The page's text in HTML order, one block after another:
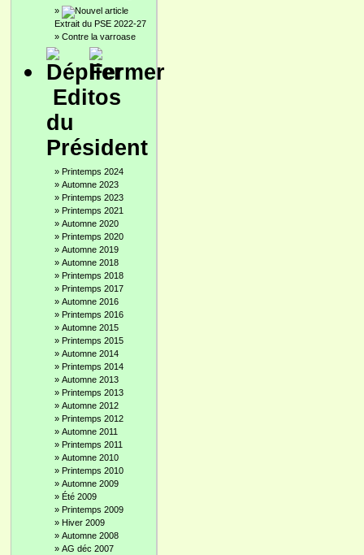
»
Extrait du PSE 2022-27
» Contre la varroase
Editos
du
Président
» Printemps 2024
» Automne 2023
» Printemps 2023
» Printemps 2021
» Automne 2020
» Printemps 2020
» Automne 2019
» Automne 2018
» Printemps 2018
» Printemps 2017
» Automne 2016
» Printemps 2016
» Automne 2015
» Printemps 2015
» Automne 2014
» Printemps 2014
» Automne 2013
» Printemps 2013
» Automne 2012
» Printemps 2012
» Automne 2011
» Printemps 2011
» Automne 2010
» Printemps 2010
» Automne 2009
» Été 2009
» Printemps 2009
» Hiver 2009
» Automne 2008
» AG déc 2007